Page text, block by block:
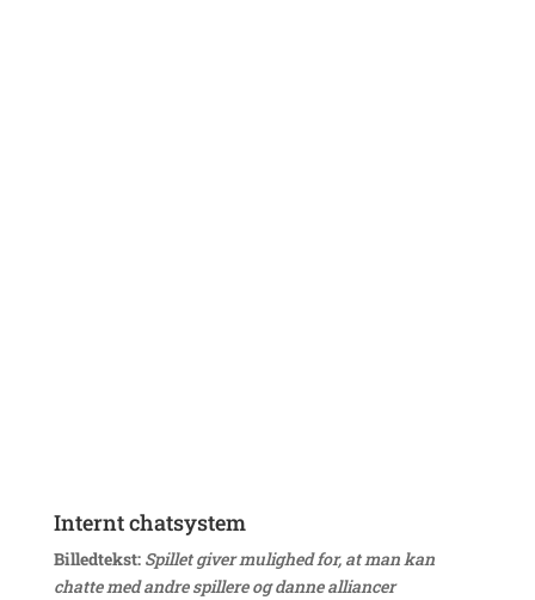
Internt chatsystem
Billedtekst: Spillet giver mulighed for, at man kan
chatte med andre spillere og danne alliancer